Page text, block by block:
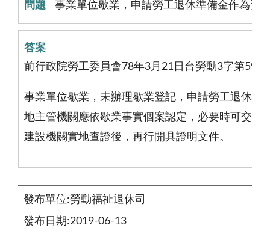
事業單位歇業，申請勞工退休準備金作為資
前行政院勞工委員會78年3月21日台勞動3字第
事業單位歇業，未辦理歇業登記，申請勞工退休準
地主管機關應依歇業事實個案認定，必要時可交由
建設機關實地查證後，再行開具證明文件。
發布單位:勞動福祉退休司
發布日期:2019-06-13